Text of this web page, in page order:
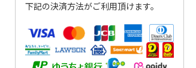
下記の決済方法がご利用頂けます。